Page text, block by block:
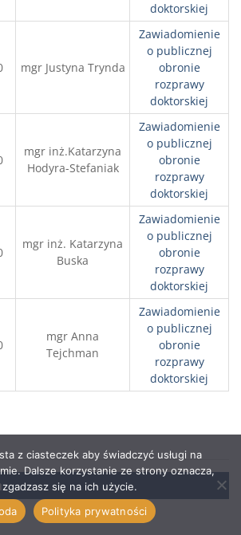
doktorskiej
mgr Justyna Trynda
Zawiadomienie
o publicznej
obronie
rozprawy
doktorskiej
mgr inż.Katarzyna
Hodyra-Stefaniak
Zawiadomienie
o publicznej
obronie
rozprawy
doktorskiej
mgr inż. Katarzyna
Buska
Zawiadomienie
o publicznej
obronie
rozprawy
doktorskiej
mgr Anna
Tejchman
Zawiadomienie
o publicznej
obronie
rozprawy
doktorskiej
z ciasteczek aby świadczyć usługi na
Dalsze korzystanie ze strony oznacza,
się na ich użycie.
Polityka prywatności